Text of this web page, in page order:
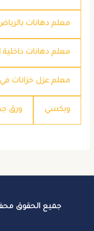
معلم دهانات بالرياض
معلم دهانات داخلية
معلم عزل خزانات في
وبكسي ورق
جميع الحقوق محفوظة © 2026 دهانات